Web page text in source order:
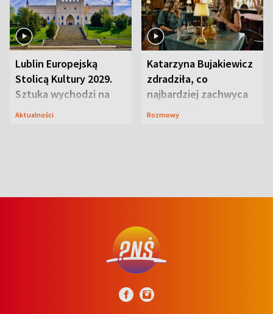
Lublin Europejską
Stolicą Kultury 2029.
Sztuka wychodzi na
ulice
Aktualności
Katarzyna Bujakiewicz
zdradziła, co
najbardziej zachwyca
ją w Lublinie
Rozmowy